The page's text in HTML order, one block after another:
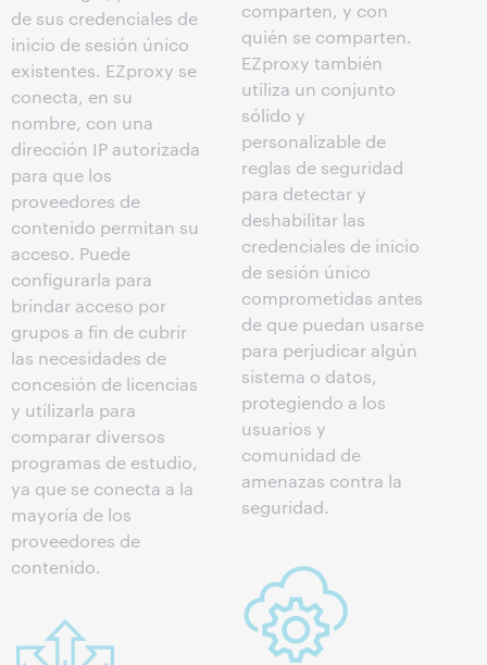
de sus credenciales de
inicio de sesión único
existentes. EZproxy se
conecta, en su
nombre, con una
dirección IP autorizada
para que los
proveedores de
contenido permitan su
acceso. Puede
configurarla para
brindar acceso por
grupos a fin de cubrir
las necesidades de
concesión de licencias
y utilizarla para
comparar diversos
programas de estudio,
ya que se conecta a la
mayoría de los
proveedores de
contenido.
comparten, y con
quién se comparten.
EZproxy también
utiliza un conjunto
sólido y
personalizable de
reglas de seguridad
para detectar y
deshabilitar las
credenciales de inicio
de sesión único
comprometidas antes
de que puedan usarse
para perjudicar algún
sistema o datos,
protegiendo a los
usuarios y
comunidad de
amenazas contra la
seguridad.